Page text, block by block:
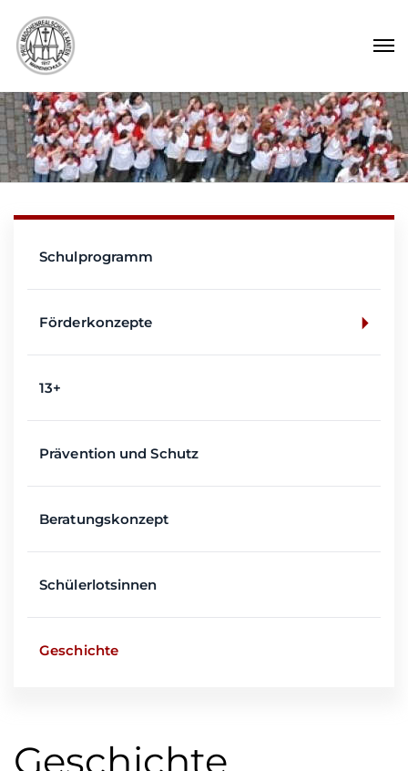
Geschichte
Schulprogramm
Förderkonzepte
13+
Prävention und Schutz
Beratungskonzept
Schülerlotsinnen
Geschichte